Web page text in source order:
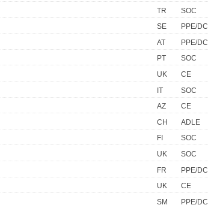
TR
SOC
SE
PPE/DC
AT
PPE/DC
PT
SOC
UK
CE
IT
SOC
AZ
CE
CH
ADLE
FI
SOC
UK
SOC
FR
PPE/DC
UK
CE
SM
PPE/DC